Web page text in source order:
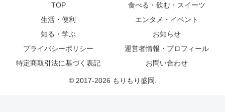
TOP
食べる・飲む・スイーツ
生活・便利
エンタメ・イベント
知る・学ぶ
お知らせ
プライバシーポリシー
運営者情報・プロフィール
特定商取引法に基づく表記
お問い合わせ
© 2017-2026 もりもり盛岡.